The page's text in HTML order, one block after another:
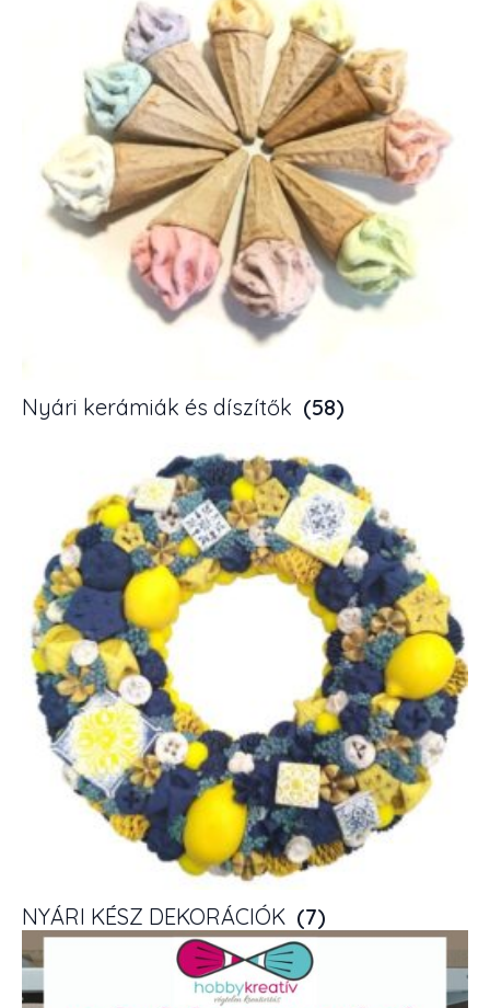
Nyári kerámiák és díszítők (58)
NYÁRI KÉSZ DEKORÁCIÓK (7)